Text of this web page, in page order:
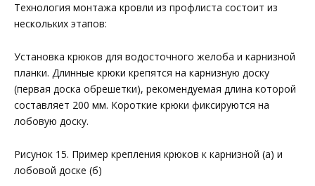
Технология монтажа кровли из профлиста состоит из
нескольких этапов:
Установка крюков для водосточного желоба и карнизной
планки. Длинные крюки крепятся на карнизную доску
(первая доска обрешетки), рекомендуемая длина которой
составляет 200 мм. Короткие крюки фиксируются на
лобовую доску.
Рисунок 15. Пример крепления крюков к карнизной (а) и
лобовой доске (б)